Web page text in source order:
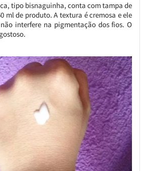
tipo bisnaguinha, conta com tampa de
ml de produto. A textura é cremosa e ele
interfere na pigmentação dos fios. O